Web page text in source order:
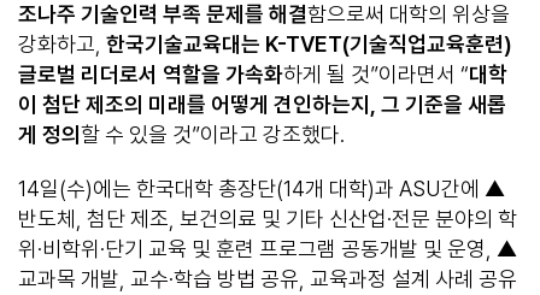
조나주 기술인력 부족 문제를 해결함으로써 대학의 위상을
강화하고, 한국기술교육대는 K-TVET(기술직업교육훈련)
글로벌 리더로서 역할을 가속화하게 될 것”이라면서 “대학
이 첨단 제조의 미래를 어떻게 견인하는지 , 그 기준을 새롭
게 정의 할 수 있을 것”이라고 강조했다.
14일(수)에는 한국대학 총장단(14개 대학)과 ASU간에 ▲
반도체, 첨단 제조, 보건의료 및 기타 신산업·전문 분야의 학
위·비학위·단기 교육 및 훈련 프로그램 공동개발 및 운영, ▲
교과목 개발, 교수·학습 방법 공유, 교육과정 설계 사례 공유